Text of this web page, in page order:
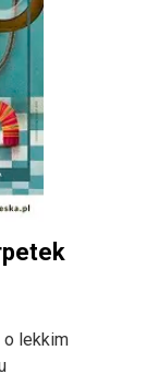
lekkim